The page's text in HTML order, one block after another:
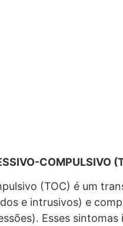
COMPULSIVO
(TOC) é um
e intrusivos) e
Esses